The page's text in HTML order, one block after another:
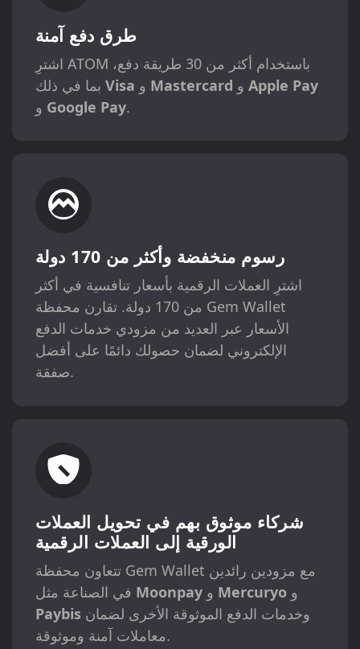
طرق دفع آمنة
اشترِ ATOM باستخدام أكثر من 30 طريقة دفع،
Visa Mastercard
Apple Pay
Google Pay.
رسوم منخفضة وأكثر من 170 دولة
اشترِ العملات الرقمية بأسعار تنافسية في أكثر
من 170 دولة. تقارن محفظة Gem Wallet
الأسعار عبر العديد من مزودي خدمات الدفع
الإلكتروني لضمان حصولك دائمًا على أفضل
صفقة.
شركاء موثوق بهم في تحويل العملات
الورقية إلى العملات الرقمية
تتعاون محفظة Gem Wallet مع مزودين رائدين
Moonpay Mercuryo و
Paybis
معاملات آمنة وموثوقة.